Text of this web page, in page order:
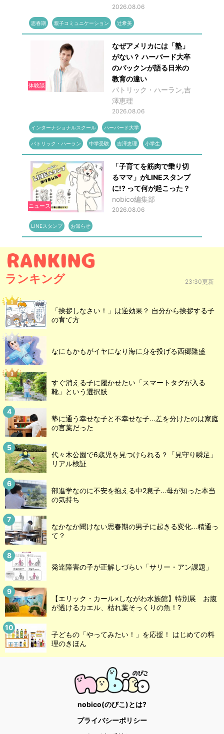
2026.08.06
思春期 親子コミュニケーション 辻希美
体験談
なぜアメリカには「塾」
がない？ ハーバード大卒
のパックンが語る日米の
教育の違い
パトリック・ハーラン,吉
澤恵理
2026.08.06
インターナショナルスクール ハーバード大学
パトリック・ハーラン 中学受験 吉澤恵理 小学生
ニュース
「子育てを筋肉で乗り切
るママ」がLINEスタンプ
に!? って何が起こった？
nobico編集部
2026.08.06
LINEスタンプ お知らせ
ランキング 23:30更新
「挨拶しなさい！」は逆効果？ 自分から挨拶する子
の育て方
なにもかもがイヤになり海に身を投げる西郷隆盛
すぐ消える子に履かせたい「スマートタグが入る
靴」という選択肢
塾に通う幸せな子と不幸せな子…差を分けたのは家庭
の言葉だった
代々木公園で6歳児を見つけられる？「見守り瞬足」
リアル検証
部進学なのに不安を抱える中2息子…母が知った本当
の気持ち
なかなか聞けない思春期の男子に起きる変化…精通っ
て？
発達障害の子が正解しづらい「サリー・アン課題」
【エリック・カール×しながわ水族館】特別展 お腹
が透けるカエル、枯れ葉そっくりの魚！?
子どもの「やってみたい！」を応援！ はじめての料
理のきほん
nobico(のびこ)とは?
プライバシーポリシー